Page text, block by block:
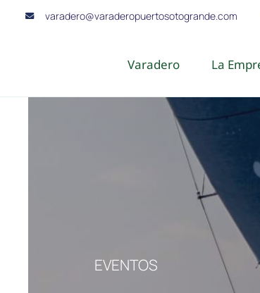
varadero@varaderopuertosotogrande.com
Varadero La
EVENTOS